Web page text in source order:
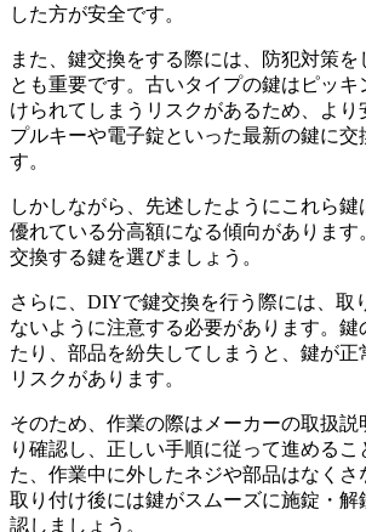
した方が安全です。
また、鍵交換をする際には、防犯対策を
とも重要です。古いタイプの鍵はピッキ
けられてしまうリスクがあるため、より
プルキーや電子錠といった最新の鍵に交
す。
しかしながら、先述したようにこれら鍵
優れている分高額になる傾向があります
交換する鍵を選びましょう。
さらに、DIYで鍵交換を行う際には、取
ないように注意する必要があります。鍵
たり、部品を紛失してしまうと、鍵が正
リスクがあります。
そのため、作業の際はメーカーの取扱
り確認し、正しい手順に従って進めるこ
た、作業中に外したネジや部品はなくさ
取り付け後には鍵がスムーズに施錠・解
認しましょう。